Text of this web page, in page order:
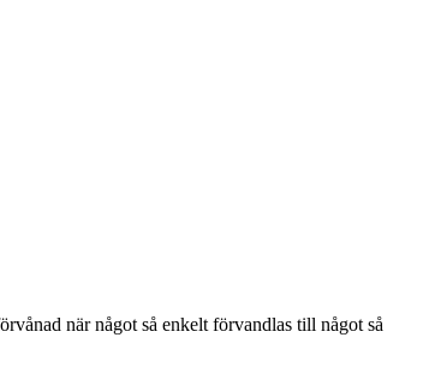
när något så enkelt förvandlas till något så